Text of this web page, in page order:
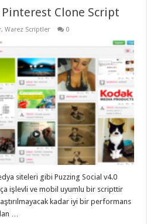
Clone Script
,Warez Scriptler 0
siteleri gibi Puzzing Social v4.0
işlevli ve mobil uyumlu bir scripttir
kadar iyi bir performans
…